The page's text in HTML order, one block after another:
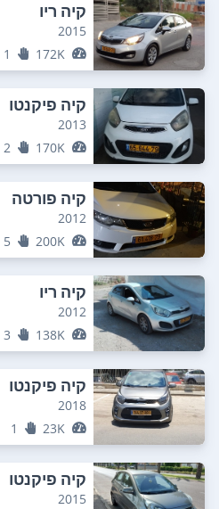
קיה ריו
2015
172K
1
קיה פיקנטו
2013
170K
2
קיה פורטה
2012
200K
5
קיה ריו
2012
138K
3
קיה פיקנטו
2018
23K
1
קיה פיקנטו
2015